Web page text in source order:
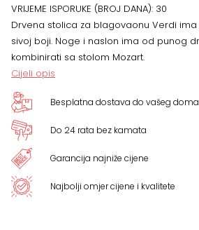
sivoj
boji
,
noge
naslon
VRIJEME ISPORUKE (BROJ DANA): 30
Drvena stolica za blagovaonu Verdi
sivoj boji. Noge i naslon ima od punog
kombinirati sa stolom Mozart.
Cijeli opis
Besplatna dostava do vašeg doma
Do 24 rata bez kamata
Garancija najniže cijene
Najbolji omjer cijene i kvalitete